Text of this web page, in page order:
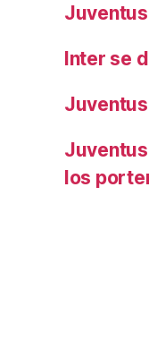
Inter se
los